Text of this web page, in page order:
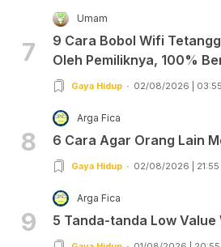
7
Umam
9 Cara Bobol Wifi
Oleh Pemiliknya, 100%
Gaya Hidup 02/08/2026 | 03:55
8
Arga Fica
6 Cara Agar Orang Lain
Gaya Hidup 02/08/2026 | 21:55
9
Arga Fica
5 Tanda-tanda Low Value